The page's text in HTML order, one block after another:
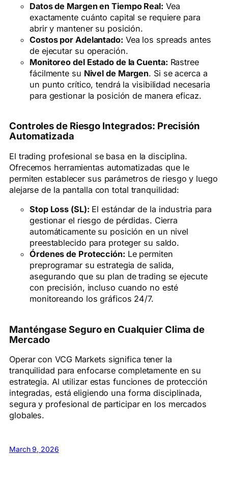
Datos de Margen en Tiempo Real: Vea
exactamente cuánto capital se requiere para
abrir y mantener su posición.
Costos por Adelantado: Vea los spreads antes
de ejecutar su operación.
Monitoreo del Estado de la Cuenta: Rastree
fácilmente su Nivel de Margen. Si se acerca a
un punto crítico, tendrá la visibilidad necesaria
para gestionar la posición de manera eficaz.
Controles de Riesgo Integrados: Precisión
Automatizada
El trading profesional se basa en la disciplina.
Ofrecemos herramientas automatizadas que le
permiten establecer sus parámetros de riesgo y luego
alejarse de la pantalla con total tranquilidad:
Stop Loss (SL): El estándar de la industria para
gestionar el riesgo de pérdidas. Cierra
automáticamente su posición en un nivel
preestablecido para proteger su saldo.
Órdenes de Protección: Le permiten
preprogramar su estrategia de salida,
asegurando que su plan de trading se ejecute
con precisión, incluso cuando no esté
monitoreando los gráficos 24/7.
Manténgase Seguro en Cualquier Clima de
Mercado
Operar con VCG Markets significa tener la
tranquilidad para enfocarse completamente en su
estrategia. Al utilizar estas funciones de protección
integradas, está eligiendo una forma disciplinada,
segura y profesional de participar en los mercados
globales.
March 9, 2026